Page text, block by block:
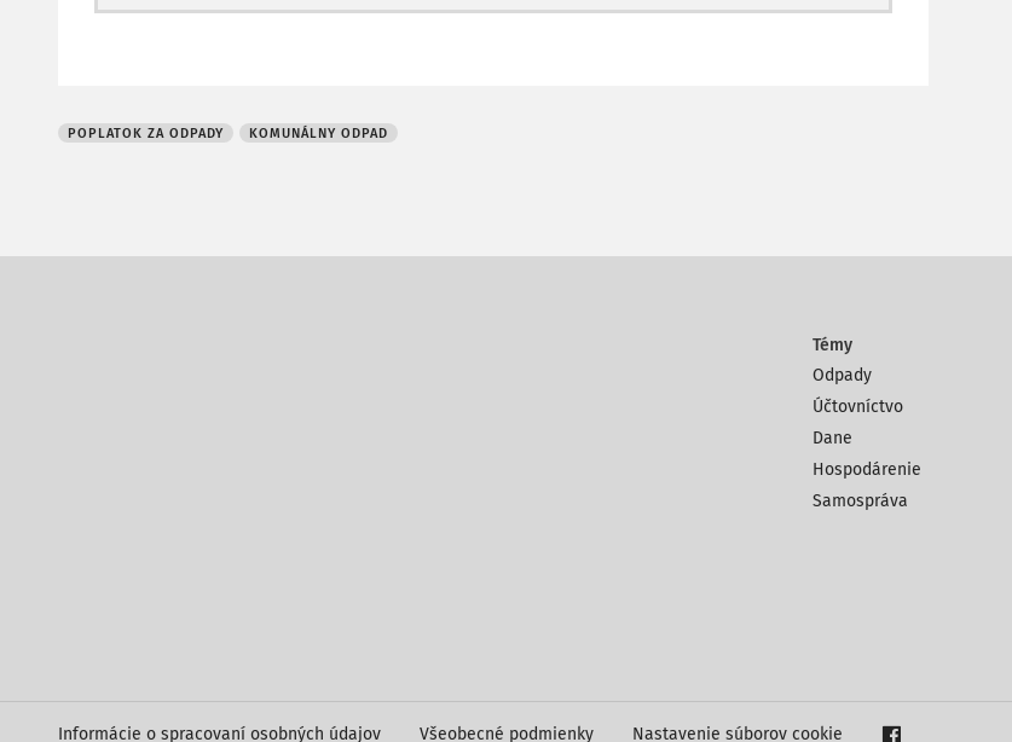
POPLATOK ZA ODPADY KOMUNÁLNY ODPAD
Témy
Odpady
Účtovníctvo
Dane
Hospodárenie
Samospráva
Informácie o spracovaní osobných údajov Všeobecné podmienky Nastavenie súborov cookie